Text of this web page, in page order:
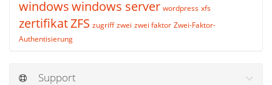
windowswindows server wordpress xfs
zertifikatZFS zugriff zwei zwei faktor Zwei-Faktor-
Authentisierung
Support